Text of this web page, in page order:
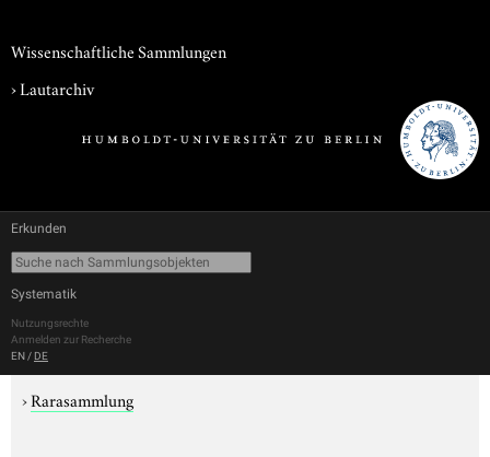
Wissenschaftliche Sammlungen
›Lautarchiv
Erkunden
Systematik
Nutzungsrechte
Anmelden zur Recherche
EN / DE
›Rarasammlung